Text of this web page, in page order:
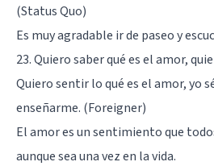
(Status Quo)
Es muy agradable ir de paseo y
23. Quiero saber qué es el amor,
Quiero sentir lo qué es el amor, yo
enseñarme. (Foreigner)
El amor es un sentimiento que
aunque sea una vez en la vida.